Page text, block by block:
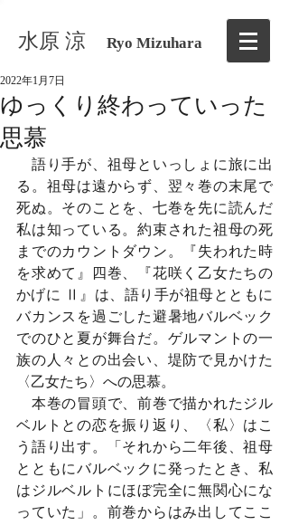
水原 涼 Ryo Mizuhara
ゆっくり終わっていった
思慕
2022年1月7日
語り手が、祖母といっしょに旅に出
る。祖母は遠からず、翌々巻の末尾で
死ぬ。そのことを、七巻を先に読んだ
私は知っている。約束された祖母の死
までのカウントダウン。『失われた時
を求めて』四巻、『花咲く乙女たちの
かげに Ⅱ』は、語り手が祖母とともに
バカンスを過ごした避暑地バルベック
でのひと夏が舞台だ。ゲルマントの一
族の人々との出会い、堤防で見かけた
〈乙女たち〉への思慕。
本巻の冒頭で、前巻で描かれたジル
ベルトとの恋を振り返り、〈私〉はこ
う語り出す。「それから二年後、祖母
とともにバルベックに発ったとき、私
はジルベルトにほぼ完全に無関心にな
っていた」。前巻からはみ出してここ